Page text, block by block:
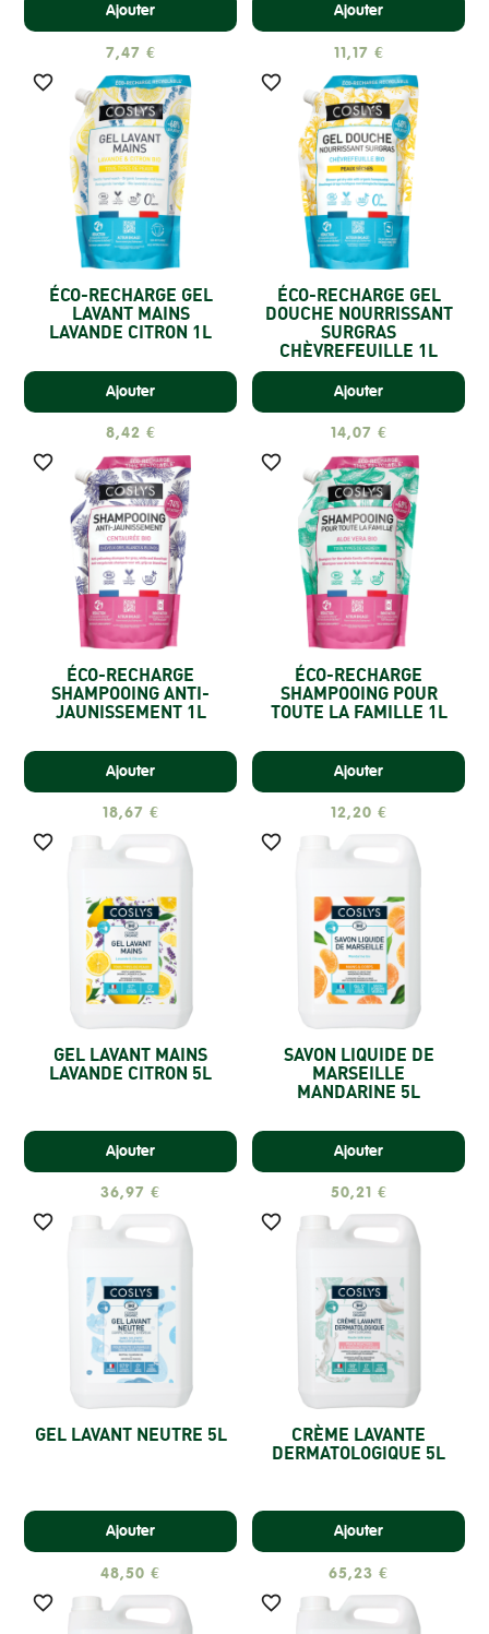
Ajouter
7,47 €
Ajouter
11,17 €

ÉCO-RECHARGE GEL
LAVANT MAINS
LAVANDE CITRON 1L
Ajouter
8,42 €

ÉCO-RECHARGE GEL
DOUCHE NOURRISSANT
SURGRAS
CHÈVREFEUILLE 1L
Ajouter
14,07 €

ÉCO-RECHARGE
SHAMPOOING ANTI-
JAUNISSEMENT 1L
Ajouter
18,67 €

ÉCO-RECHARGE
SHAMPOOING POUR
TOUTE LA FAMILLE 1L
Ajouter
12,20 €

GEL LAVANT MAINS
LAVANDE CITRON 5L
Ajouter
36,97 €

SAVON LIQUIDE DE
MARSEILLE
MANDARINE 5L
Ajouter
50,21 €

GEL LAVANT NEUTRE 5L
Ajouter
48,50 €

CRÈME LAVANTE
DERMATOLOGIQUE 5L
Ajouter
65,23 €
 